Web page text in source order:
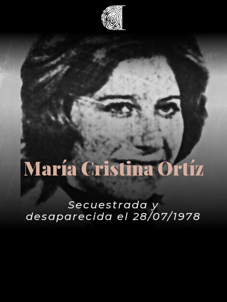
María Cristina Ortíz
Secuestrada y
desaparecida el 28/07/1978